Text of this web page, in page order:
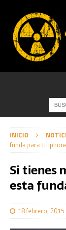
INICIO
funda para tu
Si tienes
esta
18 febrero, 2015